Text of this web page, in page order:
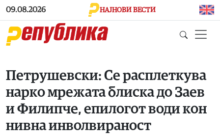
Skip to main content
09.08.2026 НАЈНОВИ ВЕСТИ
Петрушевски: Се расплеткува
нарко мрежата блиска до Заев
и Филипче, епилогот води кон
нивна инволвираност